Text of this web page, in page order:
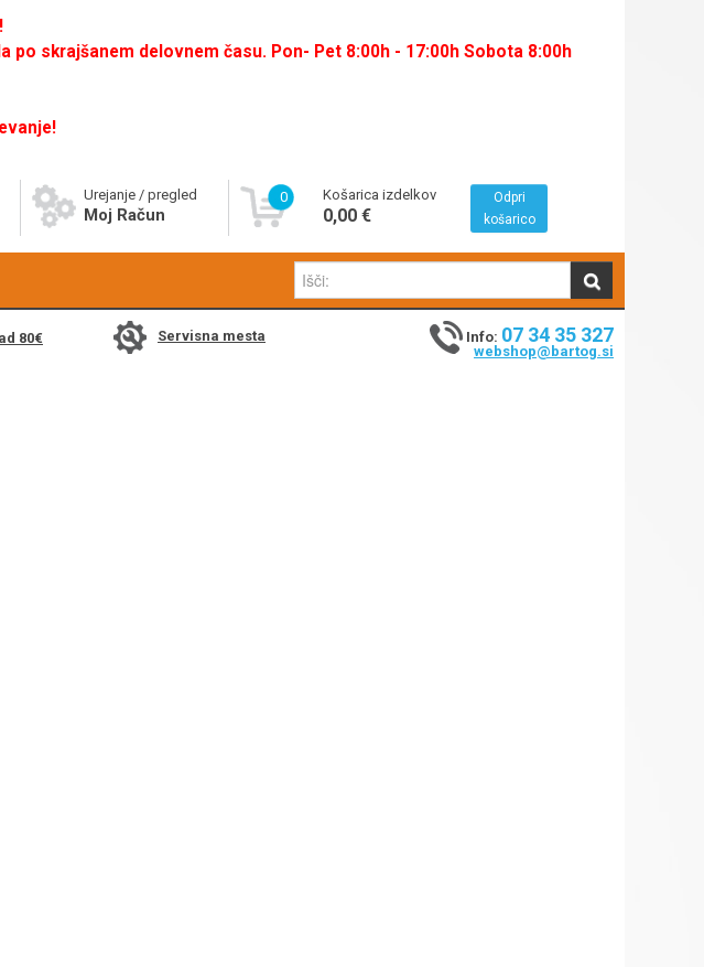
skrajšanem delovnem času. Pon- Pet 8:00h - 17:00h Sobota 8:00h
Urejanje / pregled
Moj Račun
0 Košarica izdelkov
0,00 €
Odpri
košarico
80€ Servisna mesta Info: 07 34 35 327
webshop@bartog.si